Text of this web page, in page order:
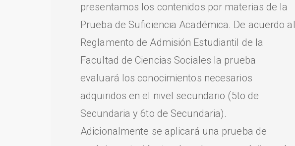
presentamos los contenidos por materias de la
Prueba de Suficiencia Académica. De acuerdo al
Reglamento de Admisión Estudiantil de la
Facultad de Ciencias Sociales la prueba
evaluará los conocimientos necesarios
adquiridos en el nivel secundario (5to de
Secundaria y 6to de Secundaria).
Adicionalmente se aplicará una prueba de